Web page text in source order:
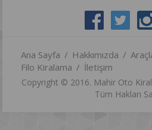
Ana Sayfa Hakkımızda
Filo Kiralama
İletişim
Copyright © 2016. Mahir Oto
Tüm Hakları